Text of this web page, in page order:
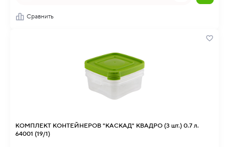
Сравнить
КОМПЛЕКТ КОНТЕЙНЕРОВ "КАСКАД" КВАДРО (3 шт.) 0.7 л.
64001 (19/1)